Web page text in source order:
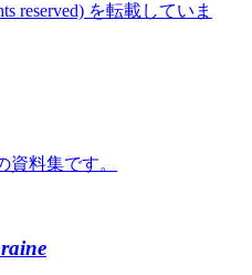
reserved) を転載していま
資料集です。